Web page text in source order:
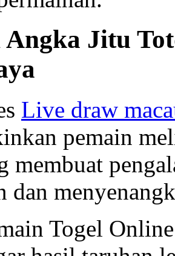
Angka Jitu
Live draw
pemain
membuat
dan
Togel